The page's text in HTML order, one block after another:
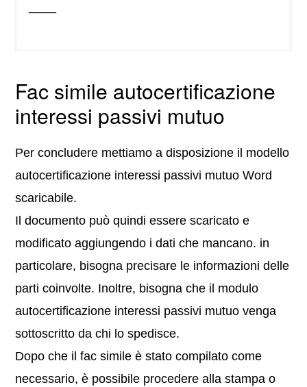
Fac simile autocertificazione
interessi passivi mutuo
Per concludere mettiamo a disposizione il modello
autocertificazione interessi passivi mutuo Word
scaricabile.
Il documento può quindi essere scaricato e
modificato aggiungendo i dati che mancano. in
particolare, bisogna precisare le informazioni delle
parti coinvolte. Inoltre, bisogna che il modulo
autocertificazione interessi passivi mutuo venga
sottoscritto da chi lo spedisce.
Dopo che il fac simile è stato compilato come
necessario, è possibile procedere alla stampa o